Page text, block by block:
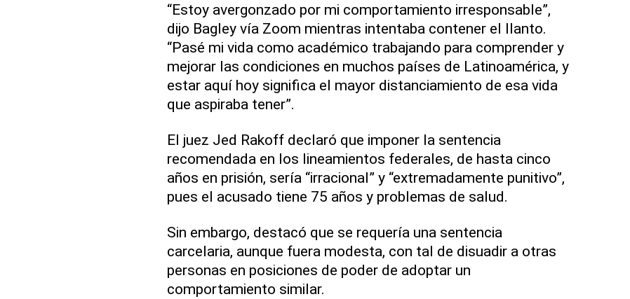
“Estoy avergonzado por mi comportamiento irresponsable”,
dijo Bagley vía Zoom mientras intentaba contener el llanto.
“Pasé mi vida como académico trabajando para comprender y
mejorar las condiciones en muchos países de Latinoamérica, y
estar aquí hoy significa el mayor distanciamiento de esa vida
que aspiraba tener”.
El juez Jed Rakoff declaró que imponer la sentencia
recomendada en los lineamientos federales, de hasta cinco
años en prisión, sería “irracional” y “extremadamente punitivo”,
pues el acusado tiene 75 años y problemas de salud.
Sin embargo, destacó que se requería una sentencia
carcelaria, aunque fuera modesta, con tal de disuadir a otras
personas en posiciones de poder de adoptar un
comportamiento similar.